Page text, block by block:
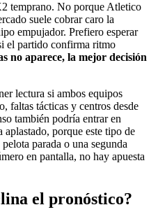
temprano. No porque Atletico
suele cobrar caro la
empujador. Prefiero esperar
el partido confirma ritmo
no aparece, la mejor decisión
lectura si ambos equipos
faltas tácticas y centros desde
también podría entrar en
porque este tipo de
parada o una segunda
en pantalla, no hay apuesta
el pronóstico?